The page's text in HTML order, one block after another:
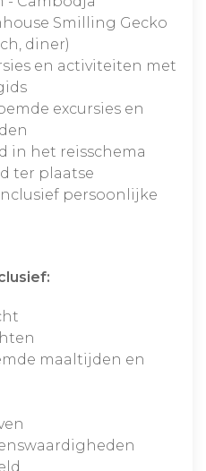
Smilling Gecko
diner)
en activiteiten met
excursies en
in het reisschema
ter plaatse
persoonlijke
maaltijden en